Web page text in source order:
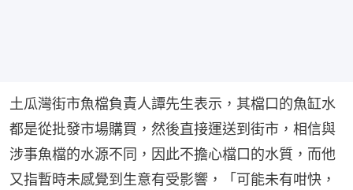
土瓜灣街市魚檔負責人譚先生表示，其檔口的魚缸水
都是從批發市場購買，然後直接運送到街市，相信與
涉事魚檔的水源不同，因此不擔心檔口的水質，而他
又指暫時未感覺到生意有受影響，「可能未有咁快，